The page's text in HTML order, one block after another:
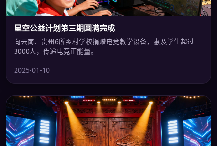
星空公益计划第三期圆满完成
向云南、贵州6所乡村学校捐赠电竞教学设备，惠及学生超过
3000人，传递电竞正能量。
2025-01-10